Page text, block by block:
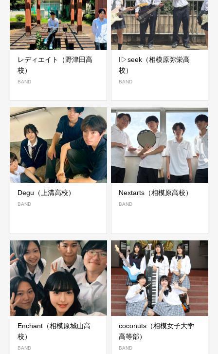
レディエイト（野津田高
校）
BAND
I▷seek（相模原弥栄高
校）
BAND
Degu（上溝高校）
BAND
Nextarts（相模原高校）
BAND
Enchant（相模原城山高
校）
BAND
coconuts（相模女子大学
高等部）
BAND